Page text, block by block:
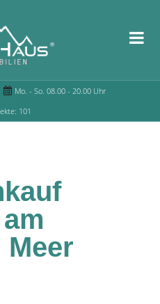
Mo. - So. 08.00 - 20.00 Uhr
101
Meer